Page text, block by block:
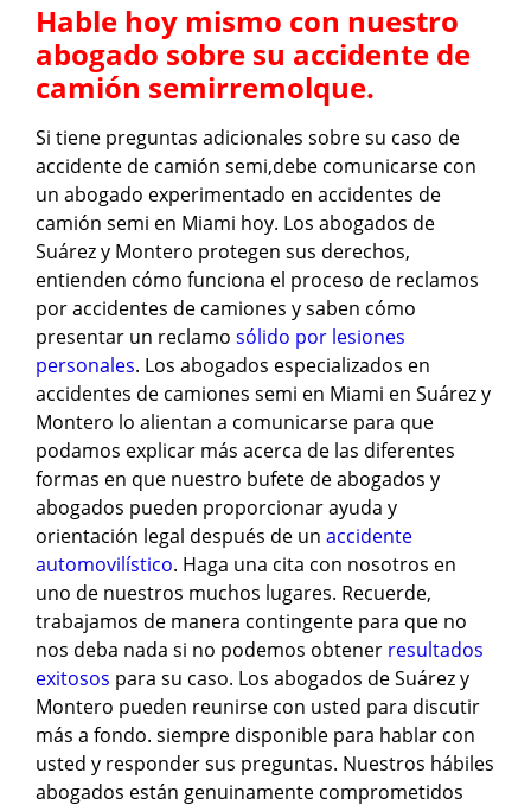
Hable hoy mismo con nuestro
abogado sobre su accidente de
camión semirremolque.
Si tiene preguntas adicionales sobre su caso de
accidente de camión semi,debe comunicarse con
un abogado experimentado en accidentes de
camión semi en Miami hoy. Los abogados de
Suárez y Montero protegen sus derechos,
entienden cómo funciona el proceso de reclamos
por accidentes de camiones y saben cómo
presentar un reclamo sólido por lesiones
personales. Los abogados especializados en
accidentes de camiones semi en Miami en Suárez y
Montero lo alientan a comunicarse para que
podamos explicar más acerca de las diferentes
formas en que nuestro bufete de abogados y
abogados pueden proporcionar ayuda y
orientación legal después de un accidente
automovilístico. Haga una cita con nosotros en
uno de nuestros muchos lugares. Recuerde,
trabajamos de manera contingente para que no
nos deba nada si no podemos obtener resultados
exitosos para su caso. Los abogados de Suárez y
Montero pueden reunirse con usted para discutir
más a fondo. siempre disponible para hablar con
usted y responder sus preguntas. Nuestros hábiles
abogados están genuinamente comprometidos